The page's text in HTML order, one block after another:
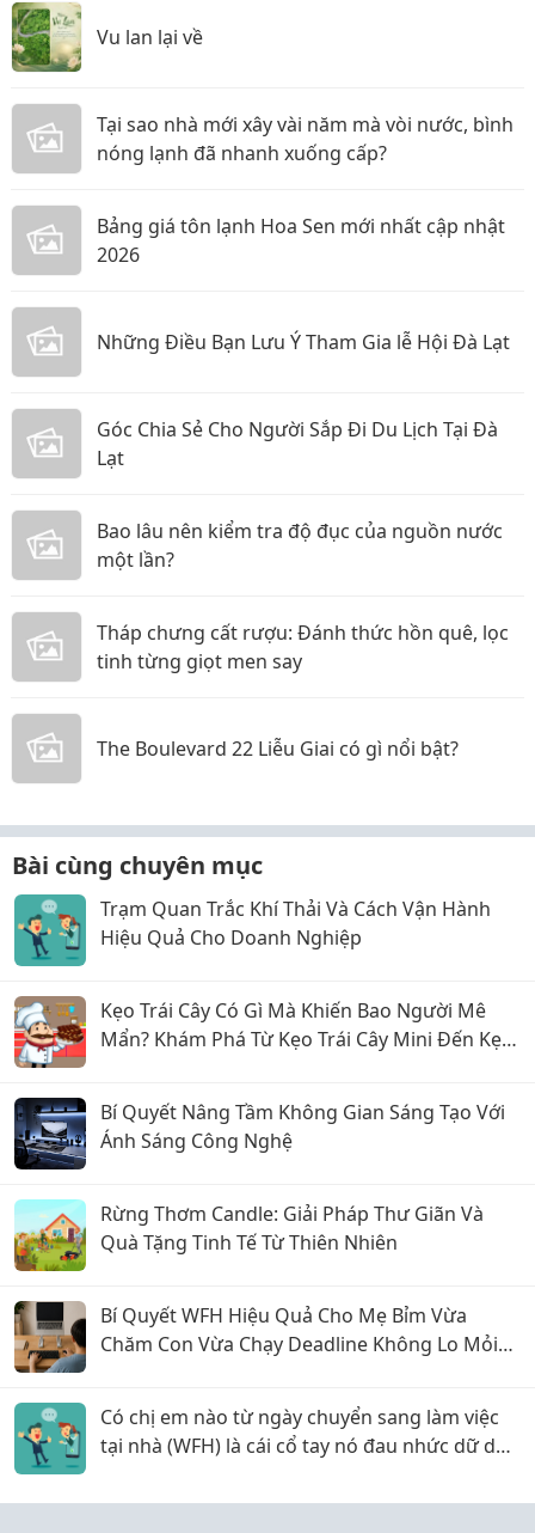
Vu lan lại về
Tại sao nhà mới xây vài năm mà vòi nước, bình
nóng lạnh đã nhanh xuống cấp?
Bảng giá tôn lạnh Hoa Sen mới nhất cập nhật
2026
Những Điều Bạn Lưu Ý Tham Gia lễ Hội Đà Lạt
Góc Chia Sẻ Cho Người Sắp Đi Du Lịch Tại Đà
Lạt
Bao lâu nên kiểm tra độ đục của nguồn nước
một lần?
Tháp chưng cất rượu: Đánh thức hồn quê, lọc
tinh từng giọt men say
The Boulevard 22 Liễu Giai có gì nổi bật?
Bài cùng chuyên mục
Trạm Quan Trắc Khí Thải Và Cách Vận Hành
Hiệu Quả Cho Doanh Nghiệp
Kẹo Trái Cây Có Gì Mà Khiến Bao Người Mê
Mẩn? Khám Phá Từ Kẹo Trái Cây Mini Đến Kẹo
Bí Quyết Nâng Tầm Không Gian Sáng Tạo Với
Ánh Sáng Công Nghệ
Rừng Thơm Candle: Giải Pháp Thư Giãn Và
Quà Tặng Tinh Tế Từ Thiên Nhiên
Bí Quyết WFH Hiệu Quả Cho Mẹ Bỉm Vừa
Chăm Con Vừa Chạy Deadline Không Lo Mỏi
Có chị em nào từ ngày chuyển sang làm việc
tại nhà (WFH) là cái cổ tay nó đau nhức dữ dội